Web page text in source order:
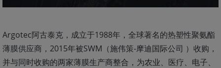
Argotec阿古泰克，成立于1988年，全球著名的热塑性聚氨酯
薄膜供应商，2015年被SWM（施伟策-摩迪国际公司 ）收购，
并与同时收购的两家薄膜生产商整合，为农业、医疗、电子、